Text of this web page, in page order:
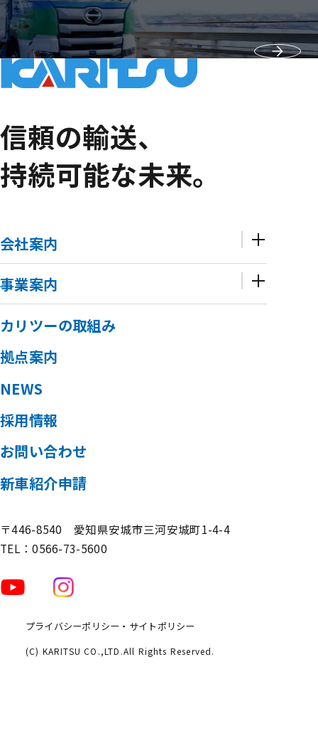
信頼の輸送、
持続可能な未来。
会社案内
事業案内
カリツーの取組み
拠点案内
NEWS
採用情報
お問い合わせ
〒446-8540 愛知県安城市三河安城町1-4-4
TEL：0566-73-5600
プライバシーポリシー・サイトポリシー
(C) KARITSU CO.,LTD.All Rights Reserved.